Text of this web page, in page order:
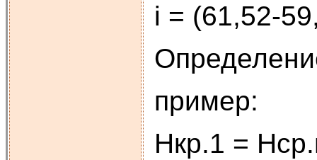
i = (61,52-
пример:
Нкр.1 =